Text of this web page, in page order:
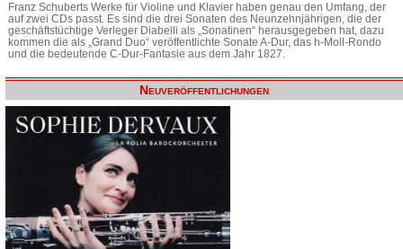
Franz Schuberts Werke für Violine und Klavier haben genau den Umfang, der
auf zwei CDs passt. Es sind die drei Sonaten des Neunzehnjährigen, die der
geschäftstüchtige Verleger Diabelli als „Sonatinen“ herausgegeben hat, dazu
kommen die als „Grand Duo“ veröffentlichte Sonate A-Dur, das h-Moll-Rondo
und die bedeutende C-Dur-Fantasie aus dem Jahr 1827.
Neuveröffentlichungen